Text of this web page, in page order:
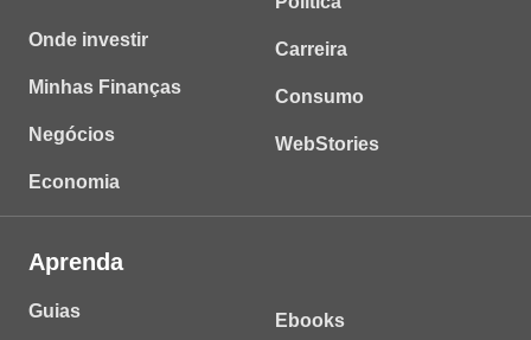
Onde investir
Minhas Finanças
Negócios
Economia
Carreira
Consumo
WebStories
Aprenda
Guias Ebooks